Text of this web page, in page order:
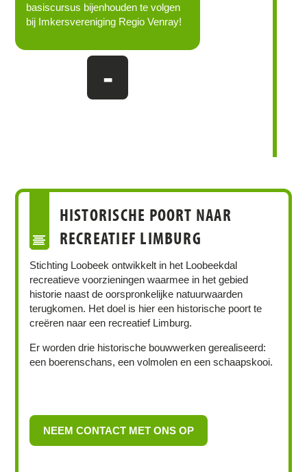
basiscursus bijenhouden te volgen
bij Imkersvereniging Regio Venray!
-
HISTORISCHE POORT NAAR
RECREATIEF LIMBURG
Stichting Loobeek ontwikkelt in het Loobeekdal
recreatieve voorzieningen waarmee in het gebied
historie naast de oorspronkelijke natuurwaarden
terugkomen. Het doel is hier een historische poort te
creëren naar een recreatief Limburg.
Er worden drie historische bouwwerken gerealiseerd:
een boerenschans, een volmolen en een schaapskooi.
NEEM CONTACT MET ONS OP